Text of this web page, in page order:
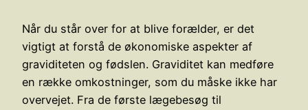
Når du står over for at blive forælder, er det
vigtigt at forstå de økonomiske aspekter af
graviditeten og fødslen. Graviditet kan medføre
en række omkostninger, som du måske ikke har
overvejet. Fra de første lægebesøg til